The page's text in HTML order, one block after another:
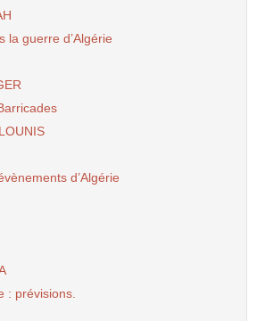
la guerre d’Algérie
d’Algérie
: prévisions.